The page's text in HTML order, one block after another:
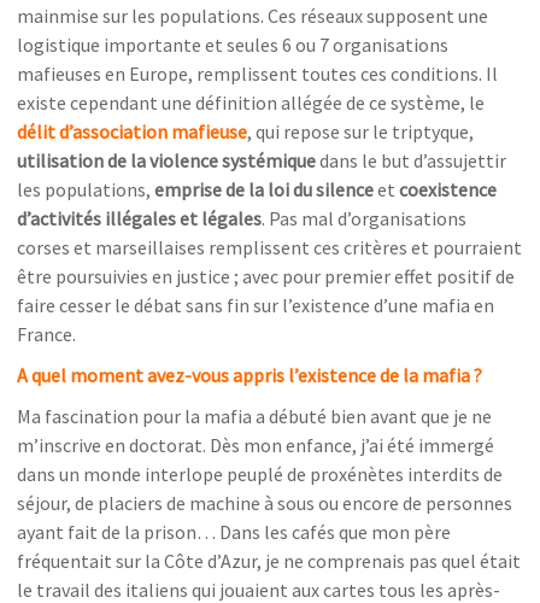
mainmise sur les populations. Ces réseaux supposent une
logistique importante et seules 6 ou 7 organisations
mafieuses en Europe, remplissent toutes ces conditions. Il
existe cependant une définition allégée de ce système, le
délit d’association mafieuse, qui repose sur le triptyque,
utilisation de la violence systémiquedans le but d’assujettir
les populations,emprise de la loi du silenceetcoexistence
d’activités illégales et légales. Pas mal d’organisations
corses et marseillaises remplissent ces critères et pourraient
être poursuivies en justice ; avec pour premier effet positif de
faire cesser le débat sans fin sur l’existence d’une mafia en
France.
A quel moment avez-vous appris l’existence de la mafia ?
Ma fascination pour la mafia a débuté bien avant que je ne
m’inscrive en doctorat. Dès mon enfance, j’ai été immergé
dans un monde interlope peuplé de proxénètes interdits de
séjour, de placiers de machine à sous ou encore de personnes
ayant fait de la prison… Dans les cafés que mon père
fréquentait sur la Côte d’Azur, je ne comprenais pas quel était
le travail des italiens qui jouaient aux cartes tous les après-